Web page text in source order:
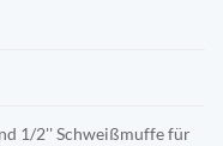
1/2'' Schweißmuffe für